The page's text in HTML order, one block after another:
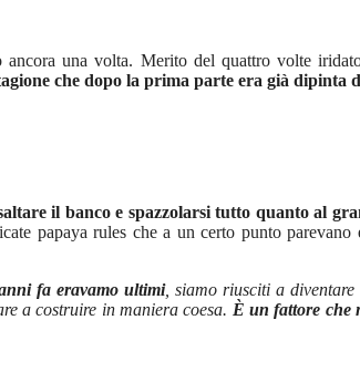
ancora una volta. Merito del quattro volte
che dopo la prima parte era già dipinta
il banco e spazzolarsi tutto quanto al
papaya rules che a un certo punto parevano
fa eravamo ultimi, siamo riusciti a
a costruire in maniera coesa. È un fattore che